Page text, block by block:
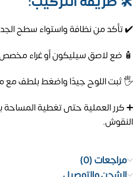
✔️ تأكد من نظافة واستواء سطح
🧴 ضع لاصق سيليكون أو غراء مخصص
🖐️ ثبت اللوح جيدًا واضغط بلطف مع
➕ كرر العملية حتى تغطية
النقوش.
مراجعات (0)